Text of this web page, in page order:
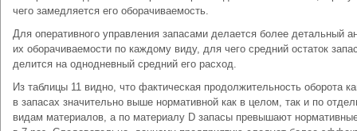
чего замедляется его оборачиваемость.
Для оперативного управления запасами делается более детальный
их оборачиваемости по каждому виду, для чего средний оста­ток
делится на однодневный средний его расход.
Из таблицы 11 видно, что фактическая продолжительность обо­рота
в запасах значительно выше нормативной как в целом, так и по
видам материалов, а по материалу D запасы пре­вышают